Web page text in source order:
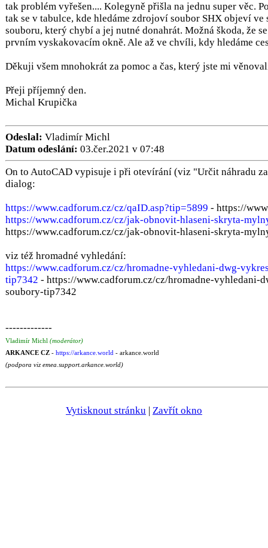
tak problém vyřešen.... Kolegyně přišla na jednu super věc.
tak se v tabulce, kde hledáme zdrojoví soubor SHX objeví
souboru, který chybí a jej nutné donahrát. Možná škoda, že
prvním vyskakovacím okně. Ale až ve chvíli, kdy hledáme
Děkuji všem mnohokrát za pomoc a čas, který jste mi
Přeji příjemný den.
Michal Krupička
Odeslal: Vladimír Michl
Datum odeslání: 03.čer.2021 v 07:48
On to AutoCAD vypisuje i při otevírání (viz "Určit náhradu
dialog:
https://www.cadforum.cz/cz/qaID.asp?tip=5899 - https://
https://www.cadforum.cz/cz/jak-obnovit-hlaseni-skryta-
https://www.cadforum.cz/cz/jak-obnovit-hlaseni-skryta-
viz též hromadné vyhledání:
https://www.cadforum.cz/cz/hromadne-vyhledani-dwg-
tip7342 - https://www.cadforum.cz/cz/hromadne-vyhledani-
soubory-tip7342
-------------
Vladimír Michl (moderátor)
ARKANCE CZ - https://arkance.world - arkance.world
(podpora viz emea.support.arkance.world)
Vytisknout stránku | Zavřít okno